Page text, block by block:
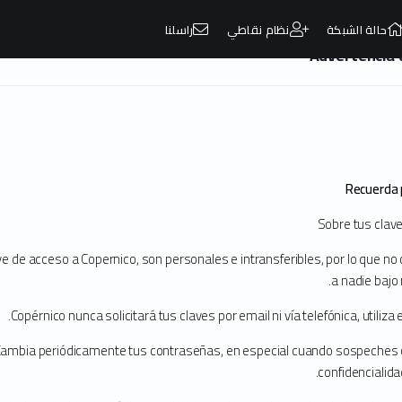
حالة الشبكة نظام نقاطي راسلنا
HOSTING CLOUD PROFESIONAL, RÁPIDO Y SEGURO.
automáticas diarias de sitios web, SSL
en todo el mundo confían en nuestros servicios y protegen
automatizadas almacenadas fuera del sitio con redundancia
Advertencia
Sobre tus
de acceso a Copernico, son personales e intransferibles, por lo que
a nadie
Copérnico nunca solicitará tus claves por email ni vía telefónica, utiliza
periódicamente tus contraseñas, en especial cuando